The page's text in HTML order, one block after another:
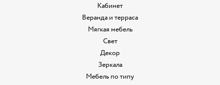
Кабинет
Веранда и терраса
Мягкая мебель
Свет
Декор
Зеркала
Мебель по типу